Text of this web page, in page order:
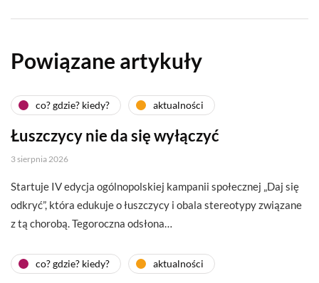
Powiązane artykuły
co? gdzie? kiedy? aktualności
Łuszczycy nie da się wyłączyć
3 sierpnia 2026
Startuje IV edycja ogólnopolskiej kampanii społecznej „Daj się
odkryć”, która edukuje o łuszczycy i obala stereotypy związane
z tą chorobą. Tegoroczna odsłona…
co? gdzie? kiedy? aktualności